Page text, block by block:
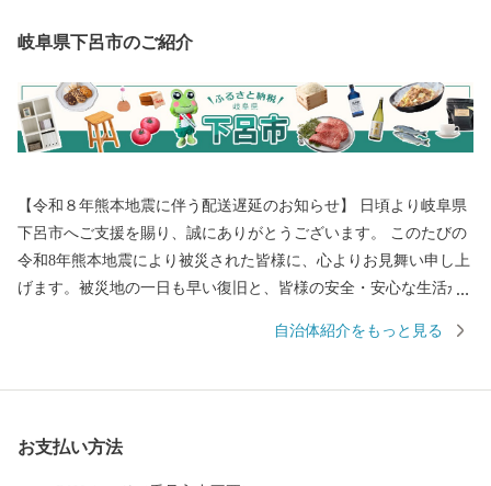
岐阜県下呂市のご紹介
【令和８年熊本地震に伴う配送遅延のお知らせ】 日頃より岐阜県
下呂市へご支援を賜り、誠にありがとうございます。 このたびの
令和8年熊本地震により被災された皆様に、心よりお見舞い申し上
げます。被災地の一日も早い復旧と、皆様の安全・安心な生活が
より、一部地域において配送会社の営業停止や配送業務の遅延が
待ちいただいている皆様には、多大なるご迷惑とご心配をおかけ
自治体紹介をもっと見る
お支払い方法